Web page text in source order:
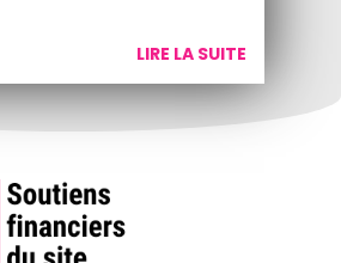
LIRE LA SUITE